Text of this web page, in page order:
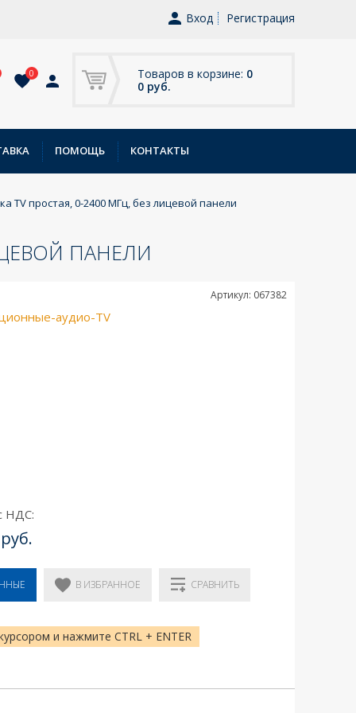
Вход Регистрация
Товаров в корзине: 0
0 руб.
0
ПОМОЩЬ КОНТАКТЫ
TV простая, 0-2400 МГц, без лицевой панели
ПАНЕЛИ
Артикул: 067382
аудио-TV
НДС:
В ИЗБРАННОЕ СРАВНИТЬ
и нажмите CTRL + ENTER